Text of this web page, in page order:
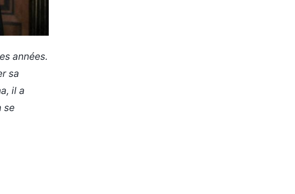
années.
sa
il a
se